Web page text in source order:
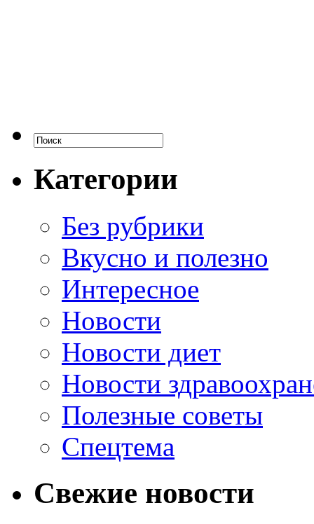
Категории
Без рубрики
Вкусно и полезно
Интересное
Новости
Новости диет
Новости
Полезные советы
Спецтема
Свежие новости